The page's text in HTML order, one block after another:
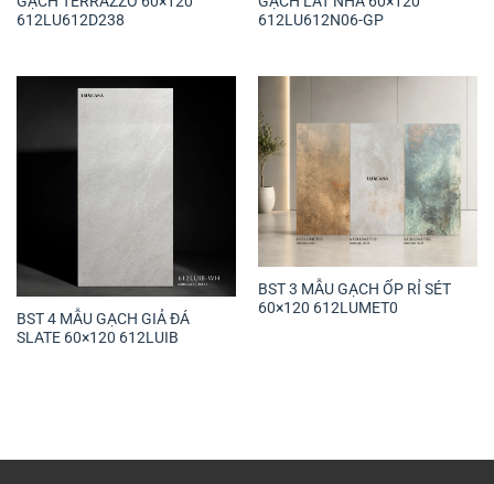
612LU612D238
612LU612N06-GP
BST 4 MẪU GẠCH GIẢ ĐÁ
SLATE 60×120 612LUIB
BST 3 MẪU GẠCH ỐP RỈ SÉT
60×120 612LUMET0